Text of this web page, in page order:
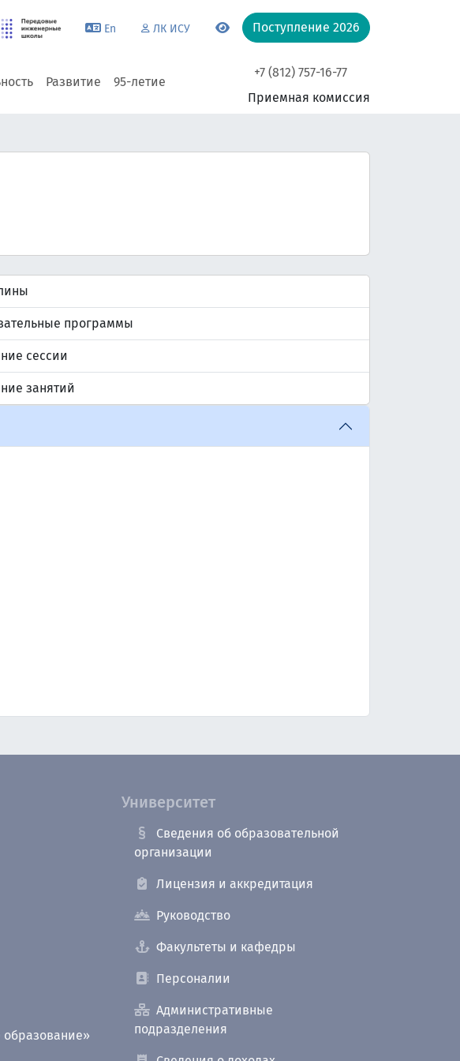
En ЛК ИСУ Поступление 2026
Развитие 95-летие
+7 (812) 757-16-77
Приемная комиссия
программы
сессии
занятий
Университет
Сведения об образовательной
организации
Лицензия и аккредитация
Руководство
Факультеты и кафедры
Персоналии
Административные
подразделения